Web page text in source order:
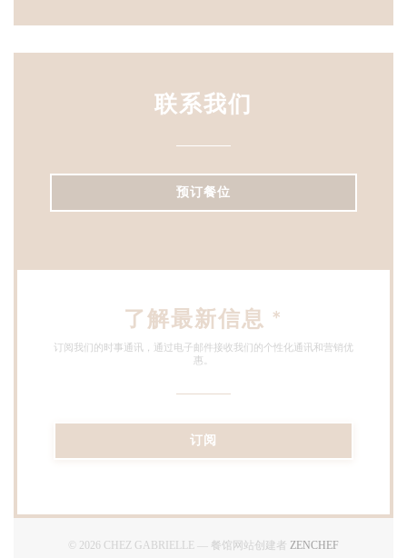
联系我们
预订餐位
了解最新信息 *
订阅我们的时事通讯，通过电子邮件接收我们的个性化通讯和营销优
惠。
订阅
© 2026 CHEZ GABRIELLE — 餐馆网站创建者 ZENCHEF